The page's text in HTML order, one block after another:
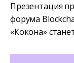
Презентация
форума
«Кокона»